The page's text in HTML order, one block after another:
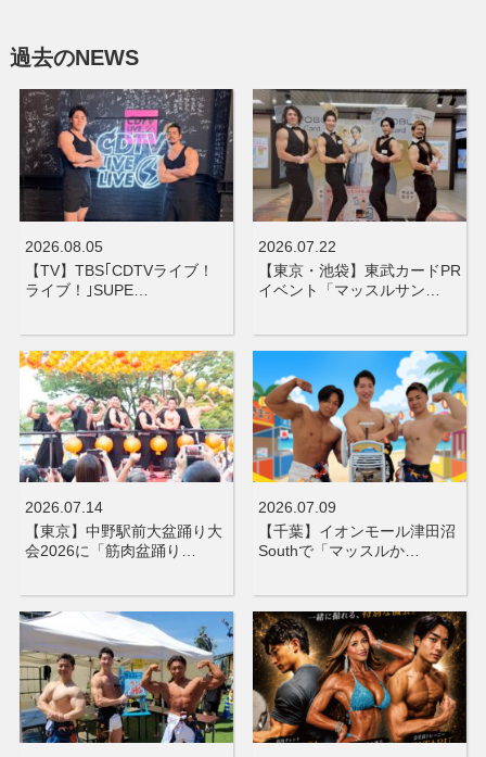
過去のNEWS
2026.08.05
【TV】TBS｢CDTVライブ！
ライブ！｣SUPE…
2026.07.22
【東京・池袋】東武カードPR
イベント「マッスルサン…
2026.07.14
【東京】中野駅前大盆踊り大
会2026に「筋肉盆踊り…
2026.07.09
【千葉】イオンモール津田沼
Southで「マッスルか…